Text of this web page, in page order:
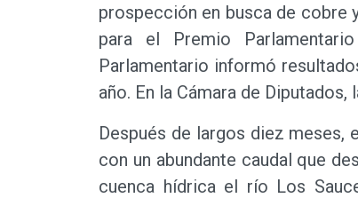
prospección en busca de cobre
para el Premio
Parlamentario informó
año. En la Cámara de
Después de largos diez meses,
con un abundante caudal que
cuenca hídrica el río Los